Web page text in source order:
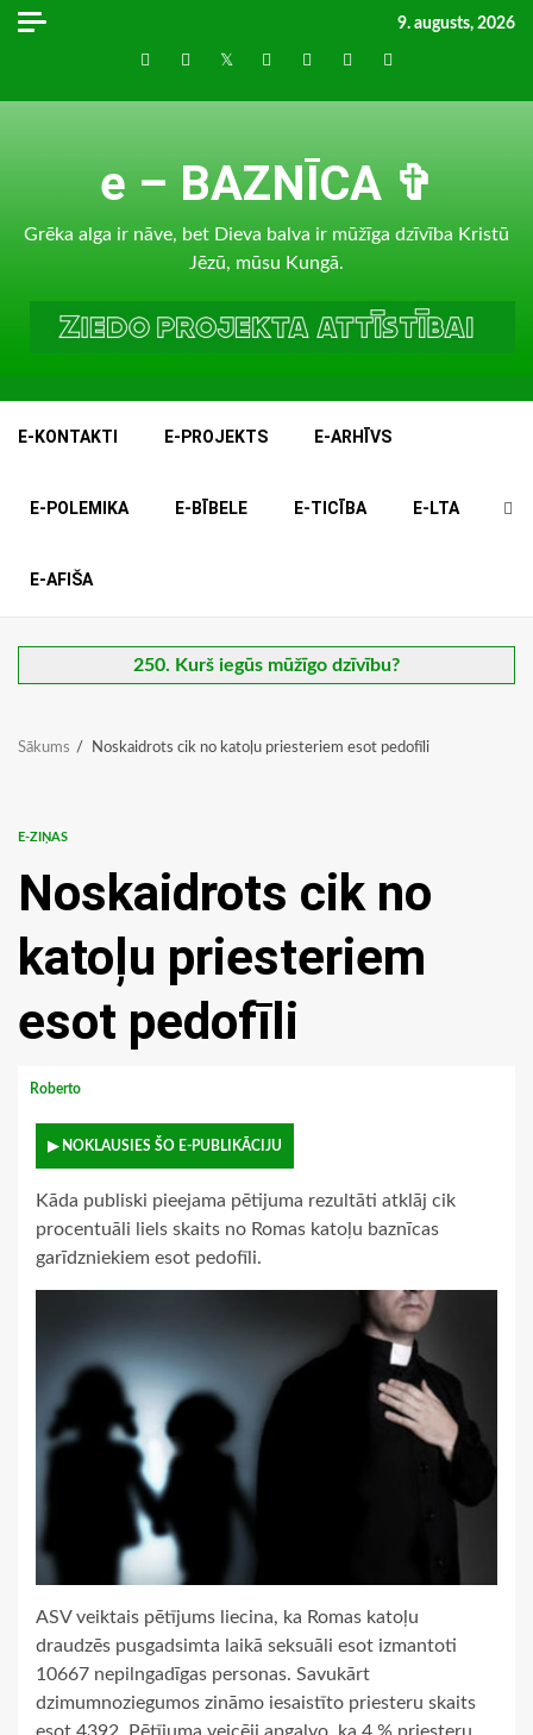
Skip
9. augusts, 2026
Draugiem
Facebook
TwitterInstagram
LinkedInwhatsapp
RSS
e – BAZNĪCA ✞
Grēka alga ir nāve, bet Dieva balva ir mūžīga dzīvība Kristū
Jēzū, mūsu Kungā.
E-KONTAKTI E-PROJEKTS E-ARHĪVS
E-POLEMIKA E-BĪBELE E-TICĪBA E-LTA
E-AFIŠA
250. Kurš iegūs mūžīgo dzīvību?
Sākums Noskaidrots cik no katoļu priesteriem esot pedofīli
E-ZIŅAS
Noskaidrots cik no
katoļu priesteriem
esot pedofīli
Roberto
▶ NOKLAUSIES ŠO E-PUBLIKĀCIJU
Kāda publiski pieejama pētijuma rezultāti atklāj cik
procentuāli liels skaits no Romas katoļu baznīcas
garīdzniekiem esot pedofīli.
ASV veiktais pētījums liecina, ka Romas katoļu
draudzēs pusgadsimta laikā seksuāli esot izmantoti
10667 nepilngadīgas personas. Savukārt
dzimumnoziegumos zināmo iesaistīto priesteru skaits
esot 4392. Pētījuma veicēji apgalvo, ka 4 % priesteru